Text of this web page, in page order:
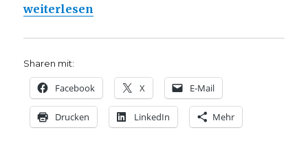
„Texte auf der Homepage www.markus-
weiterlesen
Sharen mit:
Facebook X E-Mail
Drucken LinkedIn Mehr